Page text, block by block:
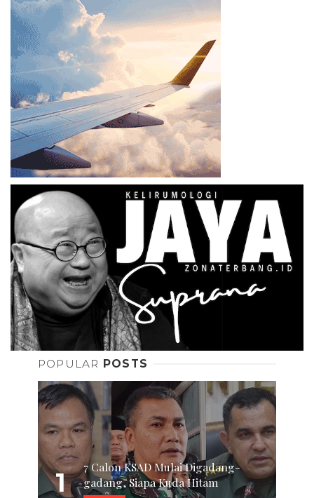
POPULAR POSTS
1
7 Calon KSAD Mulai Digadang-
gadang, Siapa Kuda Hitam